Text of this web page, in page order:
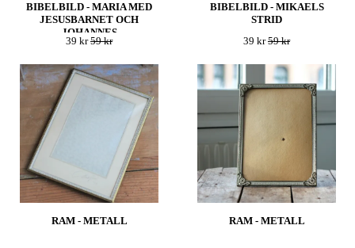
BIBELBILD - MARIA MED
JESUSBARNET OCH
JOHANNES
39 kr59 kr
BIBELBILD - MIKAELS
STRID
39 kr59 kr
RAM - METALL RAM - METALL